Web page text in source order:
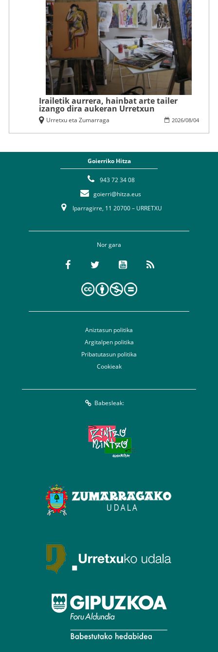
Irailetik aurrera, hainbat arte tailer
izango dira aukeran Urretxun
2026/08/04
Urretxu eta Zumarraga
Goierriko Hitza
943 72 34 08
goierri@hitza.eus
Iparragirre, 11 20700 – URRETXU
Nor gara
Aniztasun politika
Argitalpen politika
Pribatutasun politika
Cookieak
Babesleak: